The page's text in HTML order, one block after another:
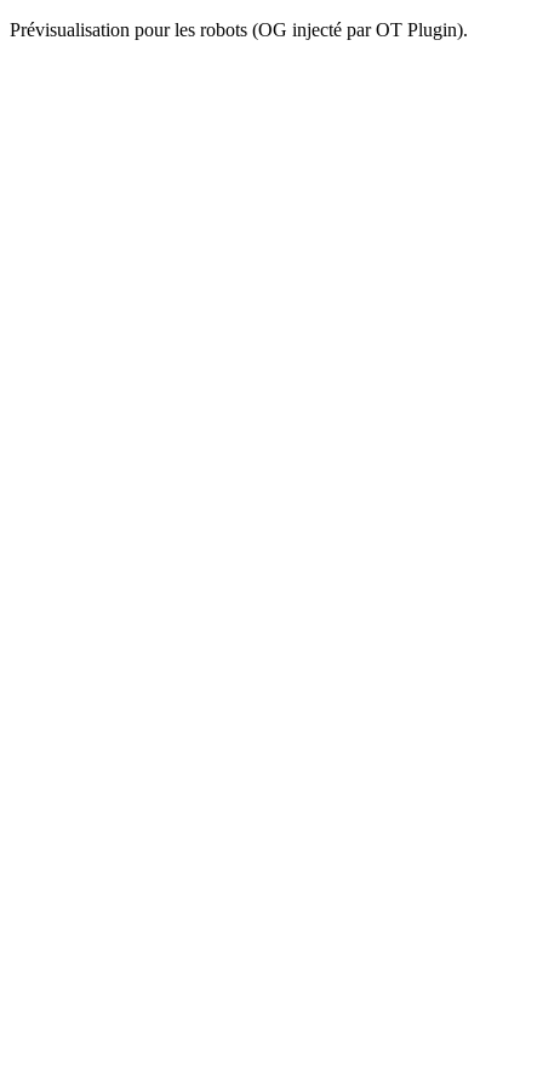
Prévisualisation pour les robots (OG injecté par OT Plugin).